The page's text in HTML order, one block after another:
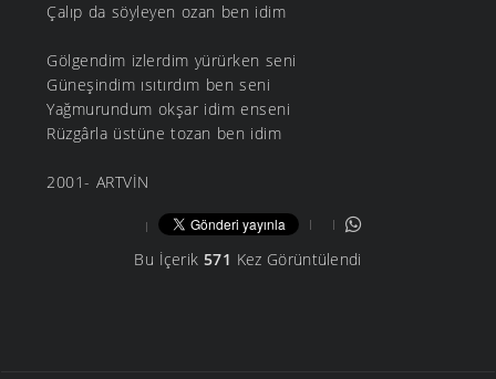
Çalıp da söyleyen ozan ben idim
Gölgendim izlerdim yürürken seni
Güneşindim ısıtırdım ben seni
Yağmurundum okşar idim enseni
Rüzgârla üstüne tozan ben idim
2001- ARTVİN
Bu İçerik 571 Kez Görüntülendi